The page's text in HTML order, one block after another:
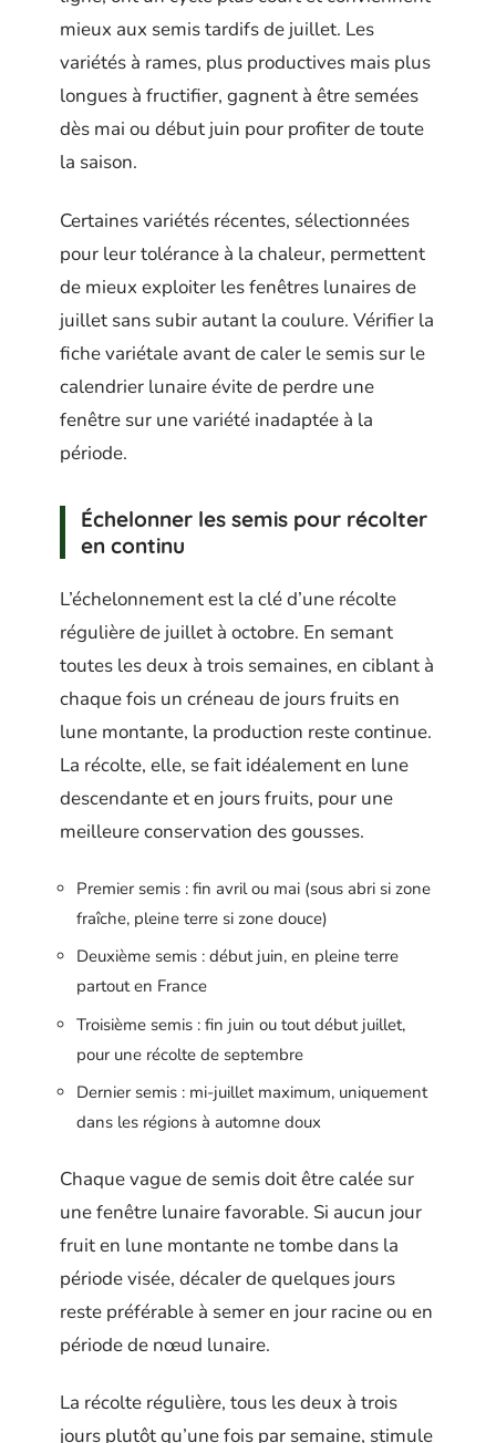
mieux aux semis tardifs de juillet. Les
variétés à rames, plus productives mais plus
longues à fructifier, gagnent à être semées
dès mai ou début juin pour profiter de toute
la saison.
Certaines variétés récentes, sélectionnées
pour leur tolérance à la chaleur, permettent
de mieux exploiter les fenêtres lunaires de
juillet sans subir autant la coulure. Vérifier la
fiche variétale avant de caler le semis sur le
calendrier lunaire évite de perdre une
fenêtre sur une variété inadaptée à la
période.
Échelonner les semis pour récolter
en continu
L’échelonnement est la clé d’une récolte
régulière de juillet à octobre. En semant
toutes les deux à trois semaines, en ciblant à
chaque fois un créneau de jours fruits en
lune montante, la production reste continue.
La récolte, elle, se fait idéalement en lune
descendante et en jours fruits, pour une
meilleure conservation des gousses.
Premier semis : fin avril ou mai (sous abri si zone
fraîche, pleine terre si zone douce)
Deuxième semis : début juin, en pleine terre
partout en France
Troisième semis : fin juin ou tout début juillet,
pour une récolte de septembre
Dernier semis : mi-juillet maximum, uniquement
dans les régions à automne doux
Chaque vague de semis doit être calée sur
une fenêtre lunaire favorable. Si aucun jour
fruit en lune montante ne tombe dans la
période visée, décaler de quelques jours
reste préférable à semer en jour racine ou en
période de nœud lunaire.
La récolte régulière, tous les deux à trois
jours plutôt qu’une fois par semaine, stimule